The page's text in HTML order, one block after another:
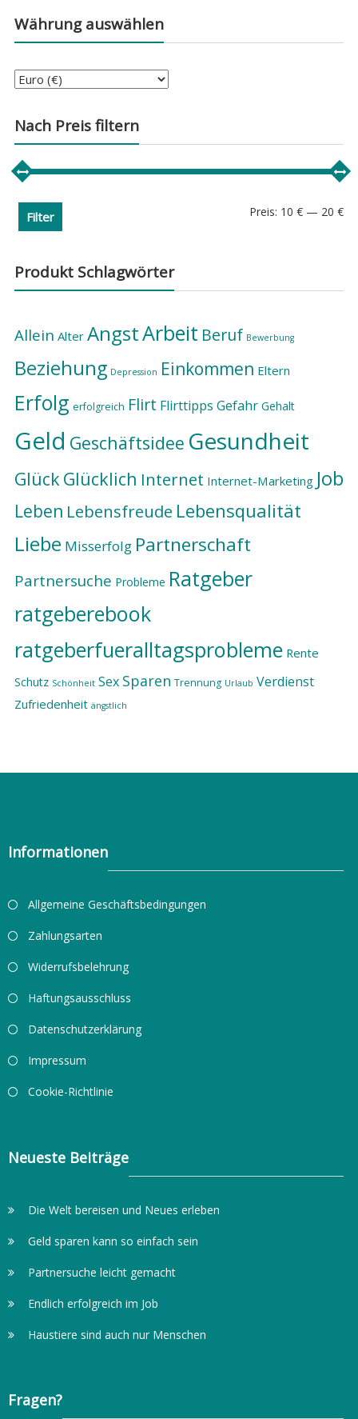
Währung auswählen
Nach Preis filtern
Filter Preis: 10 € — 20 €
Produkt Schlagwörter
Allein Alter AngstArbeit Beruf Bewerbung
Beziehung Depression Einkommen Eltern
Erfolg erfolgreich Flirt Flirttipps Gefahr Gehalt
Geld Geschäftsidee Gesundheit
Glück Glücklich Internet Internet-Marketing Job
Leben Lebensfreude Lebensqualität
Liebe Misserfolg Partnerschaft
Partnersuche Probleme Ratgeber
ratgeberebook
ratgeberfueralltagsprobleme Rente
Schutz Schönheit Sex Sparen Trennung Urlaub Verdienst
Zufriedenheit ängstlich
Informationen
Allgemeine Geschäftsbedingungen
Zahlungsarten
Widerrufsbelehrung
Haftungsausschluss
Datenschutzerklärung
Impressum
Cookie-Richtlinie
Neueste Beiträge
Die Welt bereisen und Neues erleben
Geld sparen kann so einfach sein
Partnersuche leicht gemacht
Endlich erfolgreich im Job
Haustiere sind auch nur Menschen
Fragen?